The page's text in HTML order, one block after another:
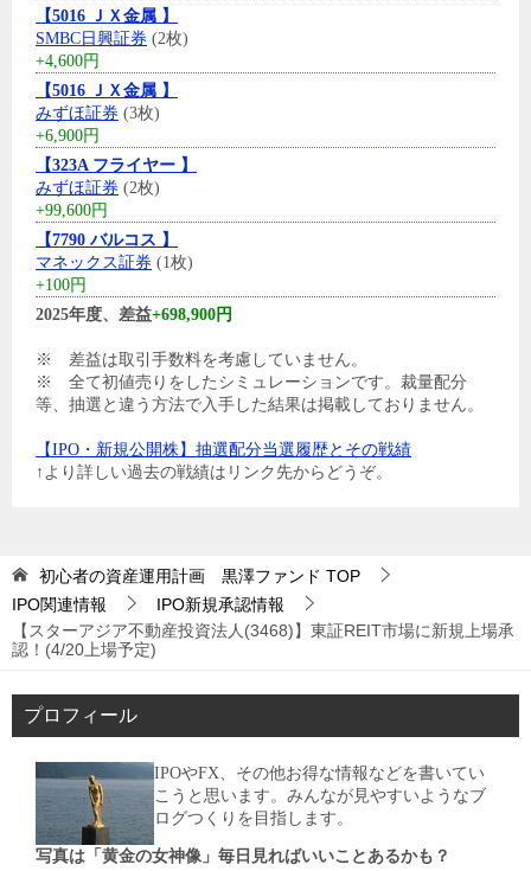
【5016 ＪＸ金属 】
SMBC日興証券 (2枚)
+4,600円
【5016 ＪＸ金属 】
みずほ証券 (3枚)
+6,900円
【323A フライヤー 】
みずほ証券 (2枚)
+99,600円
【7790 バルコス 】
マネックス証券 (1枚)
+100円
2025年度、差益+698,900円
※ 差益は取引手数料を考慮していません。
※ 全て初値売りをしたシミュレーションです。裁量配分
等、抽選と違う方法で入手した結果は掲載しておりません。
【IPO・新規公開株】抽選配分当選履歴とその戦績
↑より詳しい過去の戦績はリンク先からどうぞ。
初心者の資産運用計画 黒澤ファンド TOP
IPO関連情報
IPO新規承認情報
【スターアジア不動産投資法人(3468)】東証REIT市場に新規上場承
認！(4/20上場予定)
プロフィール
IPOやFX、その他お得な情報などを書いてい
こうと思います。みんなが見やすいようなブ
ログつくりを目指します。
写真は「黄金の女神像」毎日見ればいいことあるかも？